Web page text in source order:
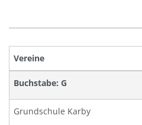
Vereine
Buchstabe: G
Grundschule Karby